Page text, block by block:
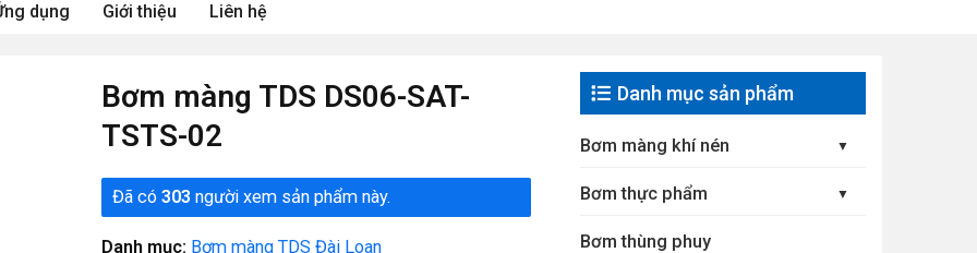
dụng Giới thiệu Liên hệ
Bơm màng TDS DS06-SAT-
TSTS-02
Đã có 303 người xem sản phẩm này.
Danh mục: Bơm màng TDS Đài Loan
Danh mục sản phẩm
Bơm màng khí nén
Bơm thực phẩm
Bơm thùng phuy